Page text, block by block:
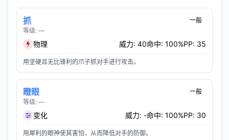
抓
等级: —
一般
物理 威力: 40命中: 100%PP: 35
用坚硬且无比锋利的爪子抓对手进行攻击。
瞪眼
等级: —
一般
变化 威力: -命中: 100%PP: 30
用犀利的眼神使其害怕，从而降低对手的防御。